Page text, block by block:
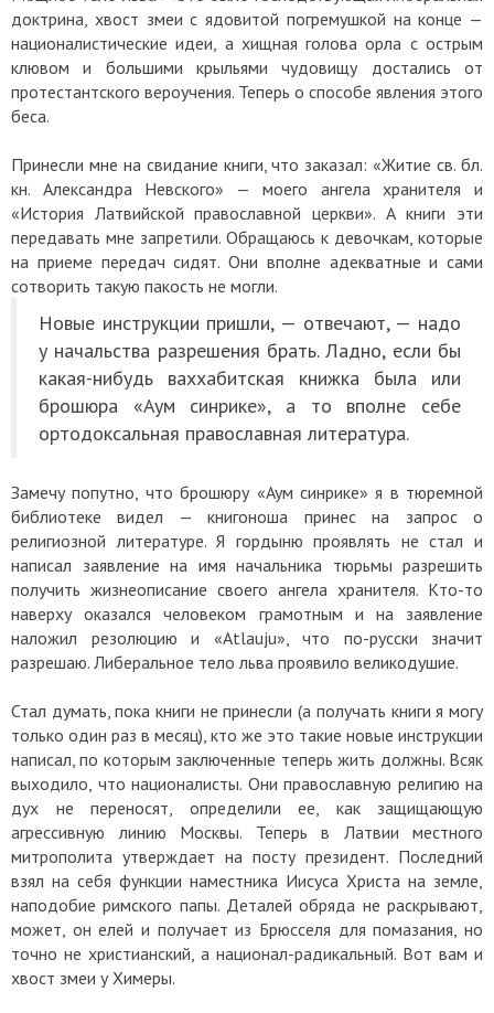
доктрина, хвост змеи с ядовитой погремушкой на конце —
националистические идеи, а хищная голова орла с острым
клювом и большими крыльями чудовищу достались от
протестантского вероучения. Теперь о способе явления этого
беса.
Принесли мне на свидание книги, что заказал: «Житие св. бл.
кн. Александра Невского» — моего ангела хранителя и
«История Латвийской православной церкви». А книги эти
передавать мне запретили. Обращаюсь к девочкам, которые
на приеме передач сидят. Они вполне адекватные и сами
сотворить такую пакость не могли.
Новые инструкции пришли, — отвечают, — надо
у начальства разрешения брать. Ладно, если бы
какая-нибудь ваххабитская книжка была или
брошюра «Аум синрике», а то вполне себе
ортодоксальная православная литература.
Замечу попутно, что брошюру «Аум синрике» я в тюремной
библиотеке видел — книгоноша принес на запрос о
религиозной литературе. Я гордыню проявлять не стал и
написал заявление на имя начальника тюрьмы разрешить
получить жизнеописание своего ангела хранителя. Кто-то
наверху оказался человеком грамотным и на заявление
наложил резолюцию и «Atlauju», что по-русски значит
разрешаю. Либеральное тело льва проявило великодушие.
Стал думать, пока книги не принесли (а получать книги я могу
только один раз в месяц), кто же это такие новые инструкции
написал, по которым заключенные теперь жить должны. Всяк
выходило, что националисты. Они православную религию на
дух не переносят, определили ее, как защищающую
агрессивную линию Москвы. Теперь в Латвии местного
митрополита утверждает на посту президент. Последний
взял на себя функции наместника Иисуса Христа на земле,
наподобие римского папы. Деталей обряда не раскрывают,
может, он елей и получает из Брюсселя для помазания, но
точно не христианский, а национал-радикальный. Вот вам и
хвост змеи у Химеры.